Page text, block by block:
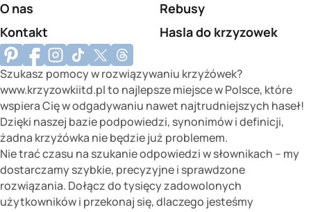
O nas
Kontakt
Rebusy
Hasla do krzyzowek
Szukasz pomocy w rozwiązywaniu krzyżówek?
www.krzyzowkiitd.pl to najlepsze miejsce w Polsce, które
wspiera Cię w odgadywaniu nawet najtrudniejszych haseł!
Dzięki naszej bazie podpowiedzi, synonimów i definicji,
żadna krzyżówka nie będzie już problemem.
Nie trać czasu na szukanie odpowiedzi w słownikach – my
dostarczamy szybkie, precyzyjne i sprawdzone
rozwiązania. Dołącz do tysięcy zadowolonych
użytkowników i przekonaj się, dlaczego jesteśmy